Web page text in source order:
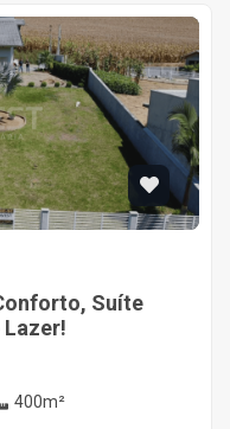
Suíte
400m²